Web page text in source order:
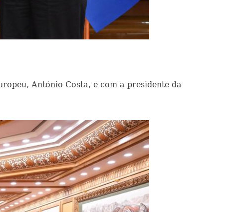
António Costa, e com a presidente da